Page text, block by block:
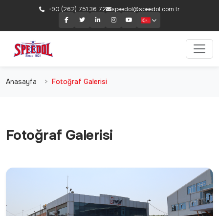
+90 (262) 751 36 72 speedol@speedol.com.tr
Anasayfa Fotoğraf Galerisi
Fotoğraf Galerisi